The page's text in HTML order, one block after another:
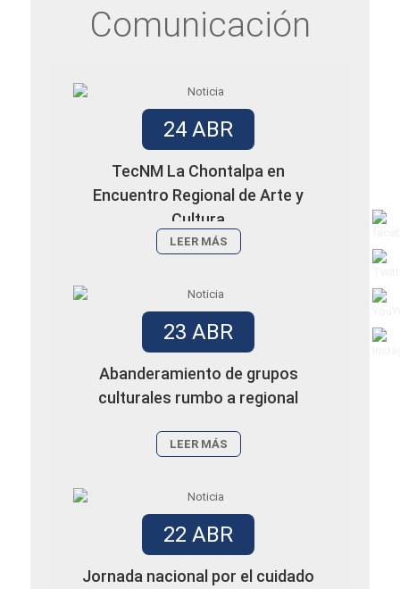
Comunicación
24 ABR
TecNM La Chontalpa en
Encuentro Regional de Arte y
Cultura
LEER MÁS
23 ABR
Abanderamiento de grupos
culturales rumbo a regional
LEER MÁS
22 ABR
Jornada nacional por el cuidado